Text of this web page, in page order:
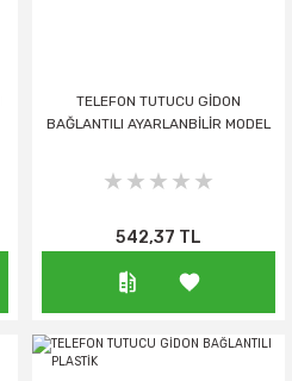
TELEFON TUTUCU GİDON
BAĞLANTILI AYARLANBİLİR MODEL
542,37 TL